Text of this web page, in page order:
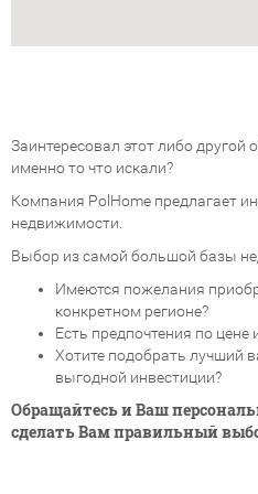
Заинтересовал этот либо другой
именно то что искали?
Компания PolHome предлагает
недвижимости.
Выбор из самой большой базы
Имеются пожелания
конкретном регионе?
Есть предпочтения по
Хотите подобрать лучший
выгодной инвестиции?
Обращайтесь и Ваш
сделать Вам правильный